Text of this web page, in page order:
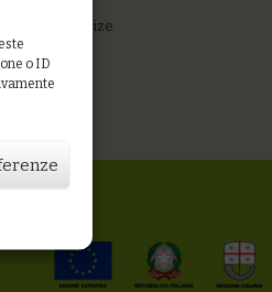
o ID
Portion Size